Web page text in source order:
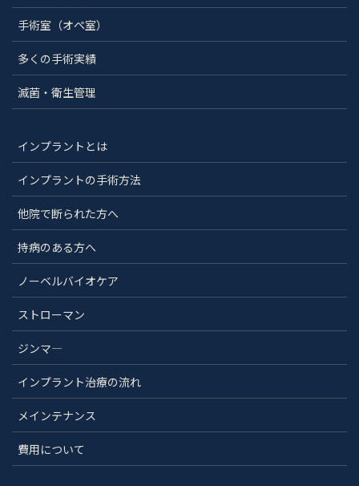
手術室（オペ室）
多くの手術実績
滅菌・衛生管理
インプラントとは
インプラントの手術方法
他院で断られた方へ
持病のある方へ
ノーベルバイオケア
ストローマン
ジンマ―
インプラント治療の流れ
メインテナンス
費用について